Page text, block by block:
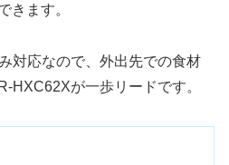
きます。
対応なので、外出先での食材
HXC62Xが一歩リードです。